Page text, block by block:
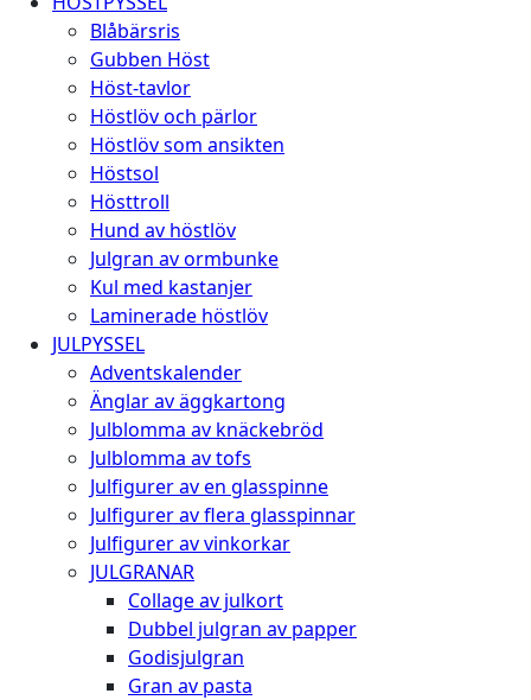
Blåbärsris
Gubben Höst
Höst-tavlor
Höstlöv och pärlor
Höstlöv som ansikten
Höstsol
Hösttroll
Hund av höstlöv
Julgran av ormbunke
Kul med kastanjer
Laminerade höstlöv
JULPYSSEL
Adventskalender
Änglar av äggkartong
Julblomma av knäckebröd
Julblomma av tofs
Julfigurer av en glasspinne
Julfigurer av flera glasspinnar
Julfigurer av vinkorkar
JULGRANAR
Collage av julkort
Dubbel julgran av papper
Godisjulgran
Gran av pasta